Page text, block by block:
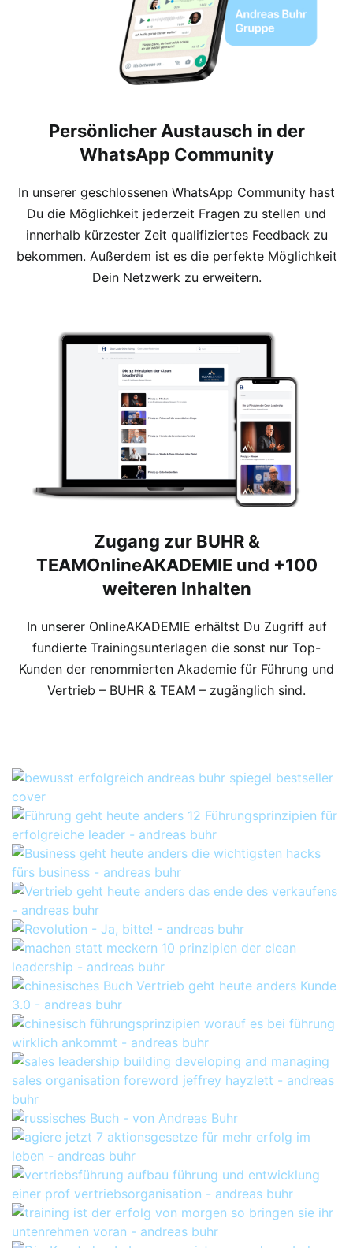
Persönlicher Austausch in der
WhatsApp Community
In unserer geschlossenen WhatsApp Community hast
Du die Möglichkeit jederzeit Fragen zu stellen und
innerhalb kürzester Zeit qualifiziertes Feedback zu
bekommen. Außerdem ist es die perfekte Möglichkeit
Dein Netzwerk zu erweitern.
Zugang zur BUHR &
TEAMOnlineAKADEMIE und +100
weiteren Inhalten
In unserer OnlineAKADEMIE erhältst Du Zugriff auf
fundierte Trainingsunterlagen die sonst nur Top-
Kunden der renommierten Akademie für Führung und
Vertrieb – BUHR & TEAM – zugänglich sind.